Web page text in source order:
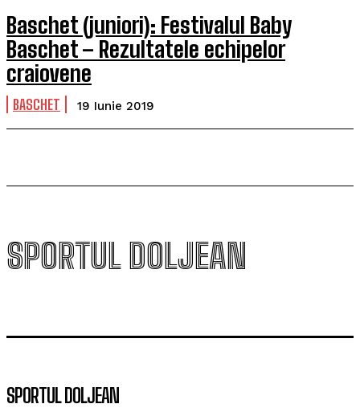
Baschet (juniori): Festivalul Baby
Baschet – Rezultatele echipelor
craiovene
BASCHET 19 Iunie 2019
SPORTUL DOLJEAN
SPORTUL DOLJEAN